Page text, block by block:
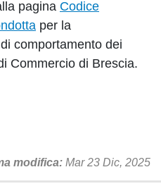
pagina Codice
per la
comportamento dei
Commercio di Brescia.
modifica Mar 23 Dic, 2025